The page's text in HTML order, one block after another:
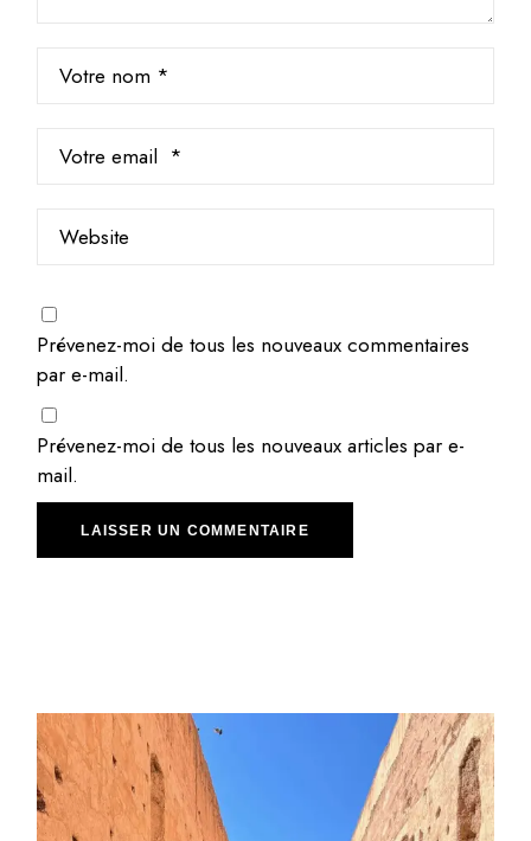
Prévenez-moi de tous les nouveaux commentaires
par e-mail.
Prévenez-moi de tous les nouveaux articles par e-
mail.
LAISSER UN COMMENTAIRE